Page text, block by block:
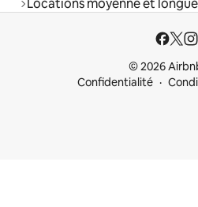
Locations moyenne et
© 2026
Confidentialité